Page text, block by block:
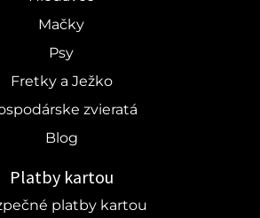
Mačky
Psy
Fretky a Ježko
zvieratá
Blog
Platby kartou
platby kartou